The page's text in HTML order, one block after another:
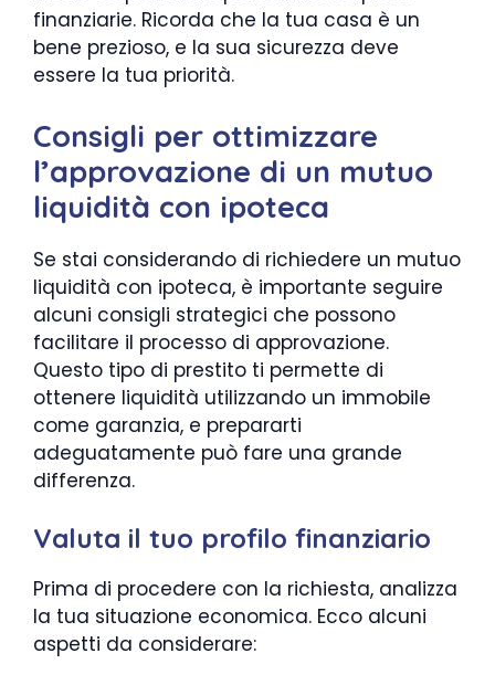
finanziarie. Ricorda che la tua casa è un
bene prezioso, e la sua sicurezza deve
essere la tua priorità.
Consigli per ottimizzare
l’approvazione di un mutuo
liquidità con ipoteca
Se stai considerando di richiedere un mutuo
liquidità con ipoteca, è importante seguire
alcuni consigli strategici che possono
facilitare il processo di approvazione.
Questo tipo di prestito ti permette di
ottenere liquidità utilizzando un immobile
come garanzia, e prepararti
adeguatamente può fare una grande
differenza.
Valuta il tuo profilo finanziario
Prima di procedere con la richiesta, analizza
la tua situazione economica. Ecco alcuni
aspetti da considerare: